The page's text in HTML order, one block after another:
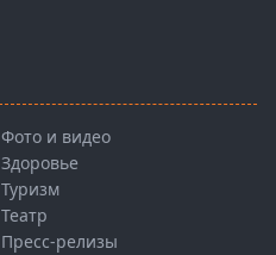
Фото и видео
Здоровье
Туризм
Театр
Пресс-релизы